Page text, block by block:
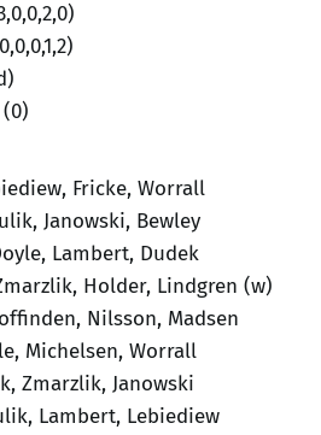
(0)
Fricke, Worrall
Janowski, Bewley
Lambert, Dudek
Holder, Lindgren (w)
Nilsson, Madsen
Michelsen, Worrall
Zmarzlik, Janowski
Lambert, Lebiediew